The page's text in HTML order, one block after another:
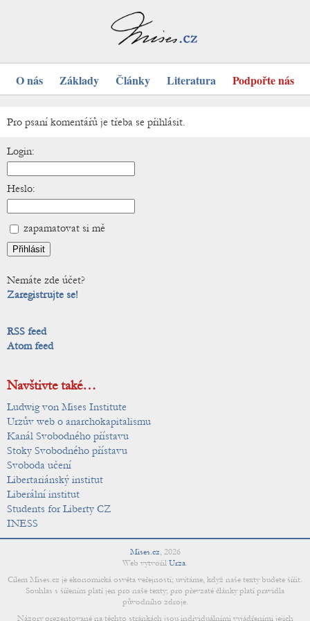
O nás Základy Články Literatura Podpořte nás
Pro psaní komentářů je třeba se přihlásit.
Login:
Heslo:
zapamatovat si mě
Nemáte zde účet?
Zaregistrujte se!
RSS feed
Atom feed
Navštivte také…
Ludwig von Mises Institute
Urzův web o anarchokapitalismu
Kanál Svobodného přístavu
Stoky Svobodného přístavu
Svoboda učení
Libertariánský institut
Liberální institut
Students for Liberty CZ
INESS
Mises.cz, 2026
Web vytvořil Urza.
Cílem Mises.cz je ekonomická osvěta veřejnosti; uvítáme, když naše texty budete šířit.
Souhlas s šířením platí jen pro naše texty; pro převzaté články platí pravidla
původního zdroje.
Názory prezentované na těchto stránkách jsou individuálními vyjádřeními jejich